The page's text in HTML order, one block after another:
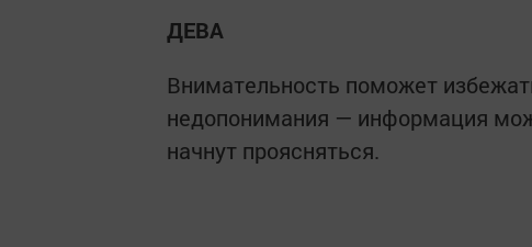
ДЕВА
Внимательность поможет
недопонимания — информация
начнут проясняться.